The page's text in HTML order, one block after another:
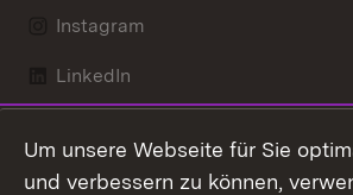
Instagram
LinkedIn
X / Twitter
Um unsere Webseite für Sie
und verbessern zu können,